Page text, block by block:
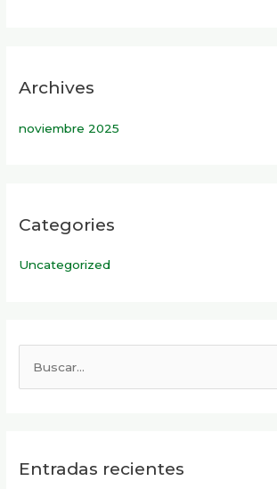
Archives
noviembre 2025
Categories
Uncategorized
u
a
Entradas recientes